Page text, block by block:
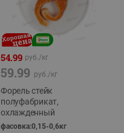
54.99 руб./кг
59.99 руб./кг
Форель стейк
полуфабрикат,
охлажденный
фасовка:0,15-0,6кг